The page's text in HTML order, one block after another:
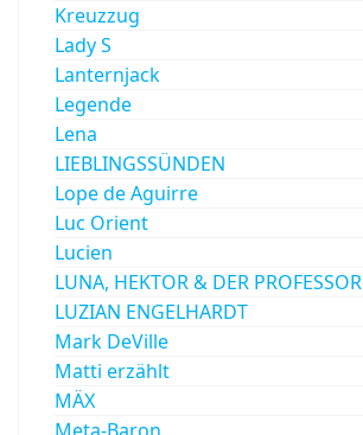
Kreuzzug
Lady S
Lanternjack
Legende
Lena
LIEBLINGSSÜNDEN
Lope de Aguirre
Luc Orient
Lucien
LUNA, HEKTOR & DER PROFESSOR
LUZIAN ENGELHARDT
Mark DeVille
Matti erzählt
MÄX